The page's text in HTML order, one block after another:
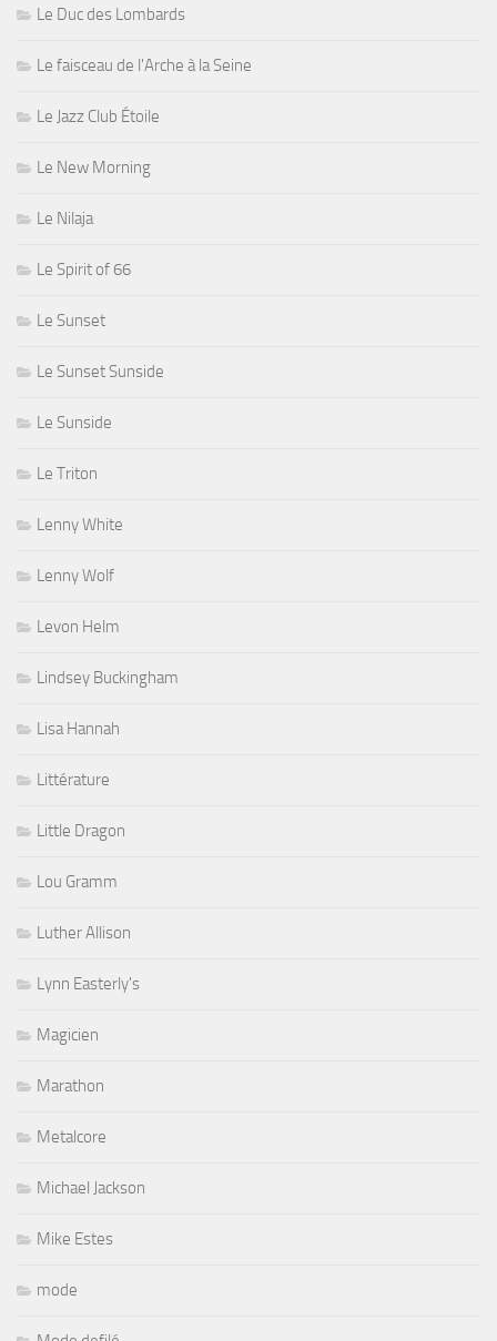
Le Duc des Lombards
Le faisceau de l'Arche à la Seine
Le Jazz Club Étoile
Le New Morning
Le Nilaja
Le Spirit of 66
Le Sunset
Le Sunset Sunside
Le Sunside
Le Triton
Lenny White
Lenny Wolf
Levon Helm
Lindsey Buckingham
Lisa Hannah
Littérature
Little Dragon
Lou Gramm
Luther Allison
Lynn Easterly's
Magicien
Marathon
Metalcore
Michael Jackson
Mike Estes
mode